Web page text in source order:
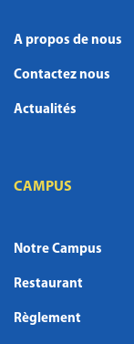
A propos de nous
Contactez nous
Actualités
CAMPUS
Notre Campus
Restaurant
Règlement